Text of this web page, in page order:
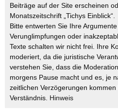
Beiträge auf der Site erscheinen
Monatszeitschrift „Tichys Einblick“.
Bitte entwerten Sie Ihre
Verunglimpfungen oder
Texte schalten wir nicht frei. Ihre
moderiert, da die juristische
verstehen Sie, dass die
morgens Pause macht und es, je
zeitlichen Verzögerungen
Verständnis. Hinweis